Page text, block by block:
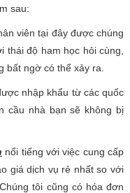
sau:
viên tại đây được chúng
thái độ ham học hỏi cùng,
bất ngờ có thể xảy ra.
nhập khẩu từ các quốc
cầu nhà bạn sẽ không bị
nổi tiếng với việc cung cấp
giá dịch vụ rẻ nhất so với
tôi cũng có hóa đơn